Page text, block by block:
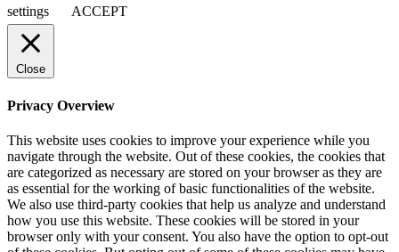
settings
ACCEPT
Close
Privacy Overview
This website uses cookies to improve your experience while you
navigate through the website. Out of these cookies, the cookies that
are categorized as necessary are stored on your browser as they are
as essential for the working of basic functionalities of the website.
We also use third-party cookies that help us analyze and understand
how you use this website. These cookies will be stored in your
browser only with your consent. You also have the option to opt-out